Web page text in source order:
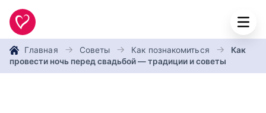
Главная Советы Как познакомиться
Как
провести ночь перед свадьбой — традиции и советы